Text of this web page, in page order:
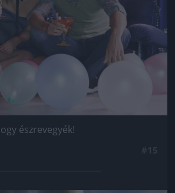
észrevegyék!